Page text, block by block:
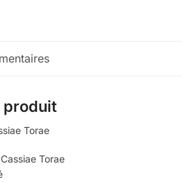
produit
Torae
Torae